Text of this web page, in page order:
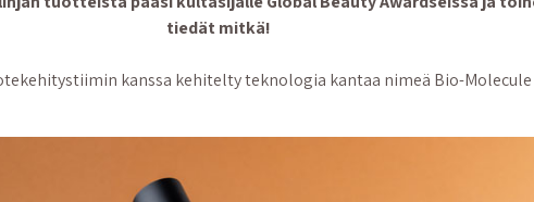
tiedät mitkä!
kanssa kehitelty teknologia kantaa nimeä Bio-Molecule